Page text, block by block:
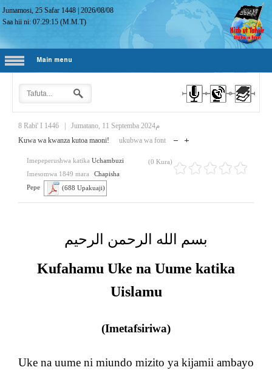
Jumamosi, 25 Safar 1448 |2026/08/08
Saa hii ni:07:29:15 (M.M.T)
Main menu
8 Rabi' I 1446
Jumatano, 11 Septemba 2024م
Kuwa wa kwanza kutoa maoni!
ukubwa wa font
Imepeperushwa katika Uchambuzi
Imesomwa 1849 mara
Chapisha
Pepe
(688 Upakuaji)
(0 Kura)
بسم الله الرحمن الرحيم
Kufahamu Uke na Uume katika
Uislamu
(Imetafsiriwa)
Uke na uume ni miundo mizito ya kijamii ambayo